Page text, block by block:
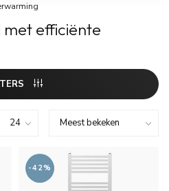
efficiënte
-42%